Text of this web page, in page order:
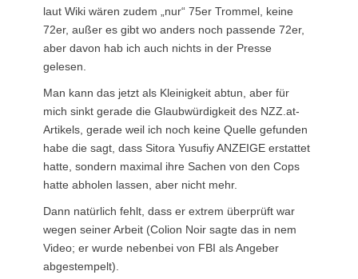
laut Wiki wären zudem „nur“ 75er Trommel, keine
72er, außer es gibt wo anders noch passende 72er,
aber davon hab ich auch nichts in der Presse
gelesen.
Man kann das jetzt als Kleinigkeit abtun, aber für
mich sinkt gerade die Glaubwürdigkeit des NZZ.at-
Artikels, gerade weil ich noch keine Quelle gefunden
habe die sagt, dass Sitora Yusufiy ANZEIGE erstattet
hatte, sondern maximal ihre Sachen von den Cops
hatte abholen lassen, aber nicht mehr.
Dann natürlich fehlt, dass er extrem überprüft war
wegen seiner Arbeit (Colion Noir sagte das in nem
Video; er wurde nebenbei von FBI als Angeber
abgestempelt).